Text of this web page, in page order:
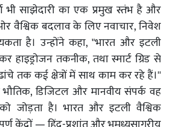
भी साझेदारी का एक प्रमुख स्तंभ है और
वैश्विक बदलाव के लिए नवाचार, निवेश
है। उन्होंने कहा, "भारत और इटली
हाइड्रोजन तकनीक, तथा स्मार्ट ग्रिड से
तक कई क्षेत्रों में साथ काम कर रहे हैं।''
डिजिटल और मानवीय संपर्क वह
जोड़ता है। भारत और इटली वैश्विक